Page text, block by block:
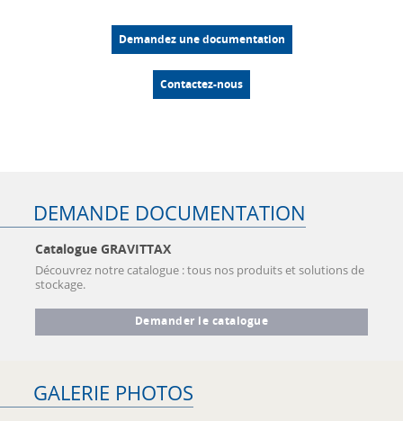
Demandez une documentation
Contactez-nous
DEMANDE DOCUMENTATION
Catalogue GRAVITTAX
Découvrez notre catalogue : tous nos produits et solutions de
stockage.
Demander le catalogue
GALERIE PHOTOS